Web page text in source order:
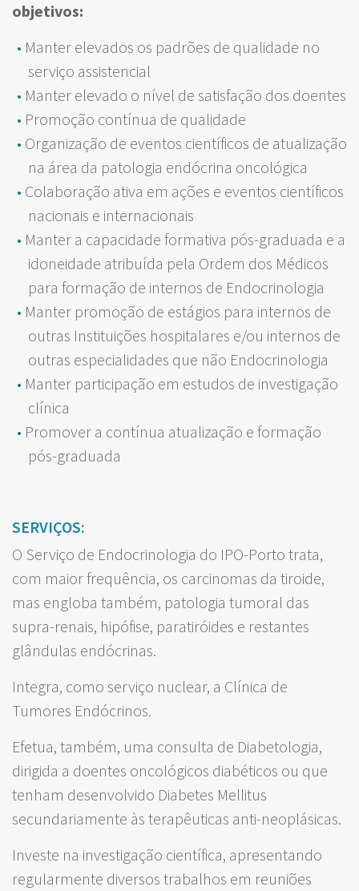
objetivos:
Manter elevados os padrões de qualidade no
serviço assistencial
Manter elevado o nível de satisfação dos doentes
Promoção contínua de qualidade
Organização de eventos científicos de atualização
na área da patologia endócrina oncológica
Colaboração ativa em ações e eventos científicos
nacionais e internacionais
Manter a capacidade formativa pós-graduada e a
idoneidade atribuída pela Ordem dos Médicos
para formação de internos de Endocrinologia
Manter promoção de estágios para internos de
outras Instituições hospitalares e/ou internos de
outras especialidades que não Endocrinologia
Manter participação em estudos de investigação
clínica
Promover a contínua atualização e formação
pós-graduada
SERVIÇOS:
O Serviço de Endocrinologia do IPO-Porto trata,
com maior frequência, os carcinomas da tiroide,
mas engloba também, patologia tumoral das
supra-renais, hipófise, paratiróides e restantes
glândulas endócrinas.
Integra, como serviço nuclear, a Clínica de
Tumores Endócrinos.
Efetua, também, uma consulta de Diabetologia,
dirigida a doentes oncológicos diabéticos ou que
tenham desenvolvido Diabetes Mellitus
secundariamente às terapêuticas anti-neoplásicas.
Investe na investigação científica, apresentando
regularmente diversos trabalhos em reuniões